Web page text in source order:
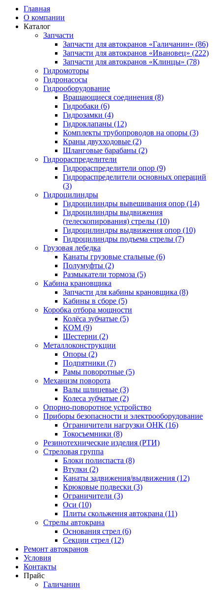
Главная
О компании
Каталог
Запчасти
Запчасти для автокранов «Галичанин» (86)
Запчасти для автокранов «Ивановец» (222)
Запчасти для автокранов «Клинцы» (78)
Гидромоторы
Гидронасосы
Гидрооборудование
Вращающиеся соединения (8)
Гидробаки (6)
Гидрозамки (4)
Гидроклапаны (12)
Комплекты трубопроводов на опоры (3)
Краны двухходовые (2)
Шланговые барабаны (2)
Гидрораспределители
Гидрораспределители опор (9)
Гидрораспределители основных операций
(3)
Гидроцилиндры
Гидроцилиндры вывешивания опор (14)
Гидроцилиндры выдвижения
(телескопирования) стрелы (10)
Гидроцилиндры выдвижения опор (10)
Гидроцилиндры подъема стрелы (7)
Грузовая лебедка
Канаты грузовые стальные (6)
Полумуфты (2)
Размыкатели тормоза (5)
Кабина крановщика
Запчасти для кабины крановщика (8)
Кабины в сборе (5)
Коробка отбора мощности
Колёса зубчатые (5)
КОМ (9)
Шестерни (2)
Металлоконструкции
Опоры (2)
Подпятники (7)
Рамы поворотные (5)
Механизм поворота
Валы шлицевые (3)
Колеса зубчатые (2)
Опорно-поворотное устройство
Приборы безопасности и электрооборудование
Ограничители нагрузки ОНК (16)
Токосъемники (8)
Резинотехнические изделия (РТИ)
Стреловая группа
Блоки полиспаста (8)
Втулки (2)
Канаты задвижения/выдвижения (12)
Крюковые подвески (3)
Ограничители (3)
Оси (10)
Плиты скольжения автокрана (11)
Стрелы автокрана
Основания стрел (6)
Секции стрел (12)
Ремонт автокранов
Условия
Контакты
Прайс
Галичанин